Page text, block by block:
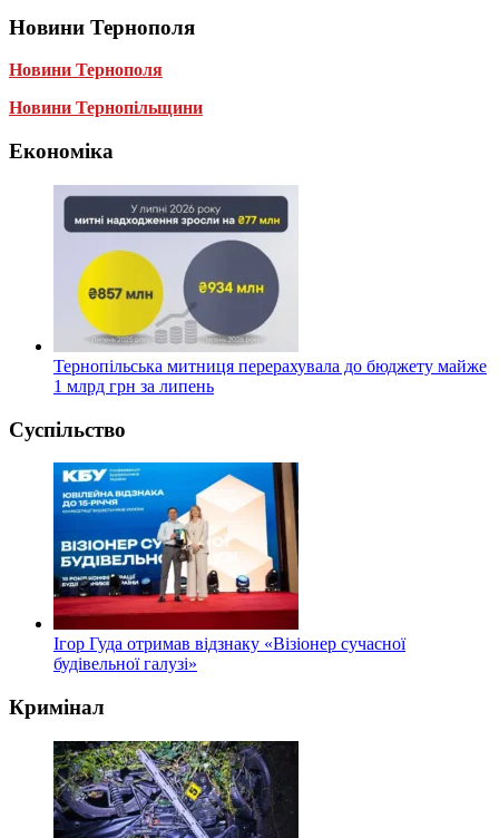
Новини Тернополя
Новини Тернополя
Новини Тернопільщини
Економіка
Тернопільська митниця перерахувала до бюджету майже
1 млрд грн за липень
Суспільство
Ігор Гуда отримав відзнаку «Візіонер сучасної
будівельної галузі»
Кримінал